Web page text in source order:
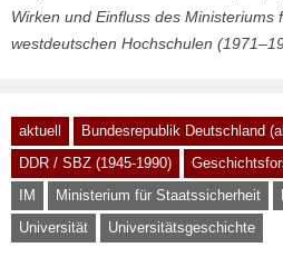
Wirken und Einfluss des Ministeriums
westdeutschen Hochschulen
aktuell
Bundesrepublik Deutschland
DDR / SBZ (1945-1990)
IM
Ministerium für Staatssicherheit
Universität
Universitätsgeschichte